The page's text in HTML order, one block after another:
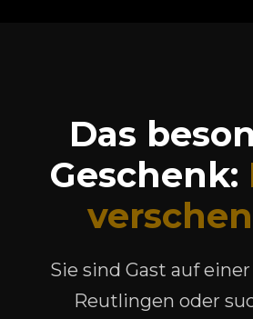
Das
Geschenk:
Sie sind Gast auf
Reutlingen oder